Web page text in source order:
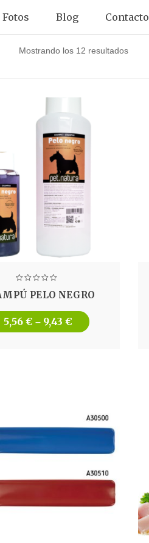
Blog Contacto
Mostrando los 12 resultados
PELO NEGRO
5,56 € – 9,43 €